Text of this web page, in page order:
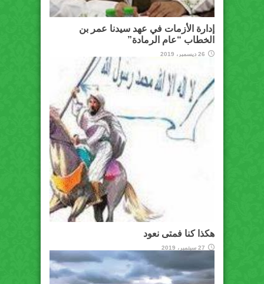
إدارة الأزمات في عهد سيدنا عمر بن
الخطاب “عام الرمادة”
26 ديسمبر، 2019
هكذا كنا فمتى نعود
27 سبتمبر، 2019